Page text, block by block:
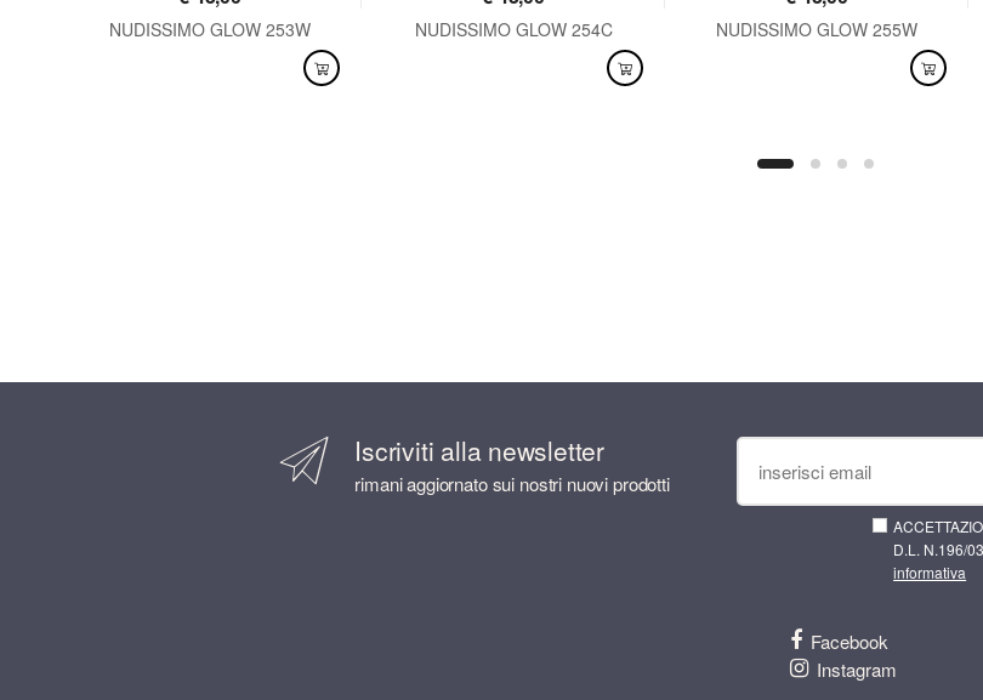
NUDISSIMO GLOW 253W
NUDISSIMO GLOW 254C
NUDISSIMO GLOW 255W
Iscriviti alla newsletter
rimani aggiornato sui nostri nuovi prodotti
D.L. N.196/
informativa
Facebook
Instagram